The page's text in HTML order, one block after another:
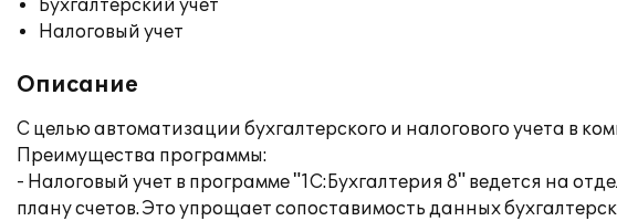
Бухгалтерский учет
Налоговый учет
Описание
С целью автоматизации бухгалтерского и налогового учета
Преимущества программы:
- Налоговый учет в программе "1С:Бухгалтерия 8" ведется на
плану счетов. Это упрощает сопоставимость данных